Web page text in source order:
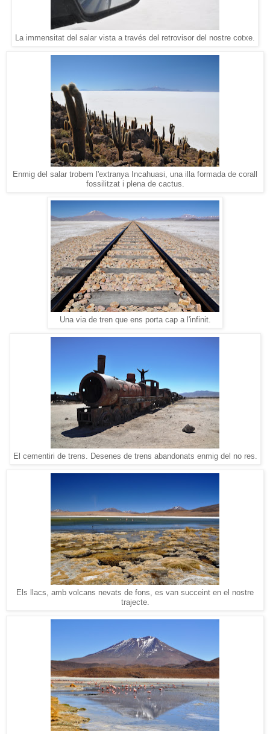
La immensitat del salar vista a través del retrovisor del nostre cotxe.
Enmig del salar trobem l'extranya Incahuasi, una illa formada de corall
fossilitzat i plena de cactus.
Una via de tren que ens porta cap a l'infinit.
El cementiri de trens. Desenes de trens abandonats enmig del no res.
Els llacs, amb volcans nevats de fons, es van succeint en el nostre
trajecte.